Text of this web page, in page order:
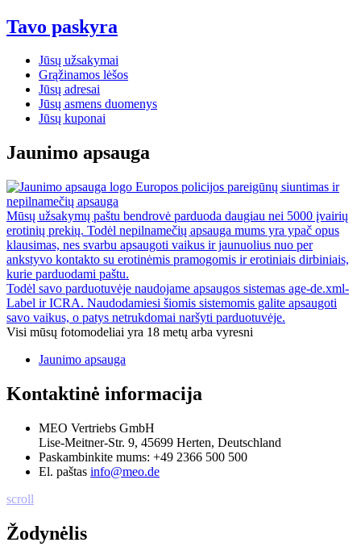
Tavo paskyra
Jūsų užsakymai
Grąžinamos lėšos
Jūsų adresai
Jūsų asmens duomenys
Jūsų kuponai
Jaunimo apsauga
Europos policijos pareigūnų siuntimas ir
nepilnamečių apsauga
Mūsų užsakymų paštu bendrovė parduoda daugiau nei 5000 įvairių
erotinių prekių. Todėl nepilnamečių apsauga mums yra ypač opus
klausimas, nes svarbu apsaugoti vaikus ir jaunuolius nuo per
ankstyvo kontakto su erotinėmis pramogomis ir erotiniais dirbiniais,
kurie parduodami paštu.
Todėl savo parduotuvėje naudojame apsaugos sistemas age-de.xml-
Label ir ICRA. Naudodamiesi šiomis sistemomis galite apsaugoti
savo vaikus, o patys netrukdomai naršyti parduotuvėje.
Visi mūsų fotomodeliai yra 18 metų arba vyresni
Jaunimo apsauga
Kontaktinė informacija
MEO Vertriebs GmbH
Lise-Meitner-Str. 9, 45699 Herten, Deutschland
Paskambinkite mums: +49 2366 500 500
El. paštas info@meo.de
scroll
Žodynėlis